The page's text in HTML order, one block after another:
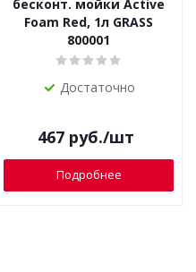
бесконт. мойки Active
Foam Red, 1л GRASS
800001
Достаточно
467руб./шт
Подробнее